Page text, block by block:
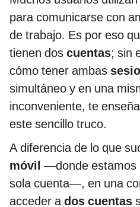
para comunicarse con
de trabajo. Es por eso
tienen dos cuentas; sin
cómo tener ambas
simultáneo y en una
inconveniente, te
este sencillo truco.
A diferencia de lo que
móvil —donde estamos
sola cuenta—, en una
acceder ados cuentas